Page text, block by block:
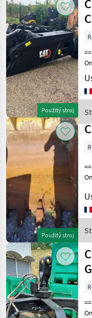
Použitý stroj
Použitý stroj